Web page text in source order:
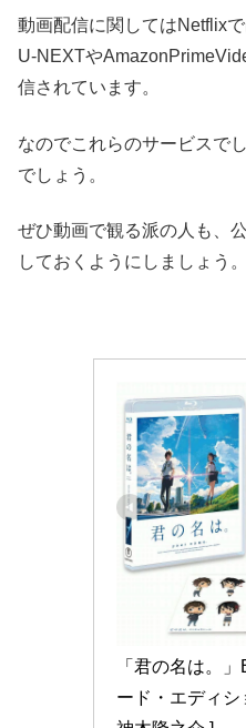
動画配信に関してはNetflix
U-NEXTや
信されています。
なのでこれらのサービスで
でしょう。
ぜひ動画で観る派の人も、
しておくようにしましょう。
「君の名は。
ード・エディ